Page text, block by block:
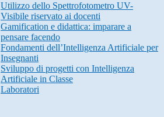
Utilizzo dello Spettrofotometro UV-
Visibile riservato ai docenti
Gamification e didattica: imparare a
pensare facendo
Fondamenti dell’Intelligenza Artificiale per
Insegnanti
Sviluppo di progetti con Intelligenza
Artificiale in Classe
Laboratori